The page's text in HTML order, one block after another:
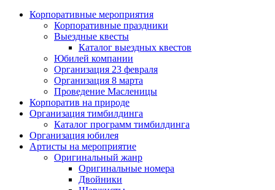
Корпоративные мероприятия
Корпоративные праздники
Выездные квесты
Каталог выездных квестов
Юбилей компании
Организация 23 февраля
Организация 8 марта
Проведение Масленицы
Корпоратив на природе
Организация тимбилдинга
Каталог программ тимбилдинга
Организация юбилея
Артисты на мероприятие
Оригинальный жанр
Оригинальные номера
Двойники